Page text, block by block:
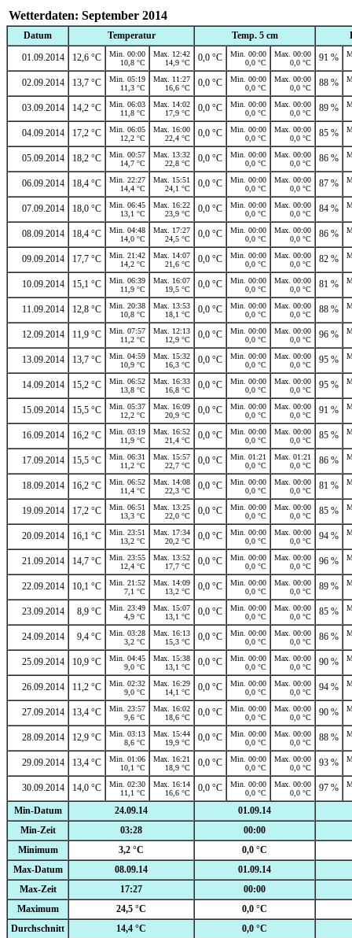
Wetterdaten: September 2014
Datum Temperatur Temp. 5 cm
01.09.2014
12,6 °C
Min. 00:00
10,8 °C
Max. 12:42
14,9 °C
0,0 °C
Min. 00:00
0,0 °C
Max. 00:00
0,0 °C
91 %
02.09.2014 13,7 °C
Min. 05:19
11,3 °C
Max. 11:27
16,6 °C
0,0 °C
Min. 00:00
0,0 °C
Max. 00:00
0,0 °C
88 %
03.09.2014 14,2 °C
Min. 06:03
11,8 °C
Max. 14:02
17,9 °C
0,0 °C
Min. 00:00
0,0 °C
Max. 00:00
0,0 °C
89 %
04.09.2014 17,2 °C
Min. 06:05
12,2 °C
Max. 16:00
22,4 °C
0,0 °C
Min. 00:00
0,0 °C
Max. 00:00
0,0 °C
85 %
05.09.2014 18,2 °C
Min. 00:57
14,7 °C
Max. 13:32
22,8 °C
0,0 °C
Min. 00:00
0,0 °C
Max. 00:00
0,0 °C
86 %
06.09.2014 18,4 °C
Min. 22:27
14,4 °C
Max. 15:51
24,1 °C
0,0 °C
Min. 00:00
0,0 °C
Max. 00:00
0,0 °C
87 %
07.09.2014 18,0 °C
Min. 06:45
13,1 °C
Max. 16:22
23,9 °C
0,0 °C
Min. 00:00
0,0 °C
Max. 00:00
0,0 °C
84 %
08.09.2014 18,4 °C
Min. 04:48
14,0 °C
Max. 17:27
24,5 °C
0,0 °C
Min. 00:00
0,0 °C
Max. 00:00
0,0 °C
86 %
09.09.2014 17,7 °C
Min. 21:42
14,2 °C
Max. 14:07
21,6 °C
0,0 °C
Min. 00:00
0,0 °C
Max. 00:00
0,0 °C
82 %
10.09.2014 15,1 °C
Min. 06:39
11,9 °C
Max. 16:07
19,5 °C
0,0 °C
Min. 00:00
0,0 °C
Max. 00:00
0,0 °C
81 %
11.09.2014 12,8 °C
Min. 20:38
10,8 °C
Max. 13:53
18,1 °C
0,0 °C
Min. 00:00
0,0 °C
Max. 00:00
0,0 °C
88 %
12.09.2014 11,9 °C
Min. 07:57
11,2 °C
Max. 12:13
12,9 °C
0,0 °C
Min. 00:00
0,0 °C
Max. 00:00
0,0 °C
96 %
13.09.2014 13,7 °C
Min. 04:59
10,9 °C
Max. 15:32
16,3 °C
0,0 °C
Min. 00:00
0,0 °C
Max. 00:00
0,0 °C
95 %
14.09.2014 15,2 °C
Min. 06:52
13,8 °C
Max. 16:33
16,8 °C
0,0 °C
Min. 00:00
0,0 °C
Max. 00:00
0,0 °C
95 %
15.09.2014 15,5 °C
Min. 05:37
12,2 °C
Max. 16:09
20,9 °C
0,0 °C
Min. 00:00
0,0 °C
Max. 00:00
0,0 °C
91 %
16.09.2014 16,2 °C
Min. 03:19
11,9 °C
Max. 16:52
21,4 °C
0,0 °C
Min. 00:00
0,0 °C
Max. 00:00
0,0 °C
85 %
17.09.2014 15,5 °C
Min. 06:31
11,2 °C
Max. 15:57
22,7 °C
0,0 °C
Min. 01:21
0,0 °C
Max. 01:21
0,0 °C
86 %
18.09.2014 16,2 °C
Min. 06:52
11,4 °C
Max. 14:08
22,3 °C
0,0 °C
Min. 00:00
0,0 °C
Max. 00:00
0,0 °C
81 %
19.09.2014 17,2 °C
Min. 06:51
13,3 °C
Max. 13:25
22,0 °C
0,0 °C
Min. 00:00
0,0 °C
Max. 00:00
0,0 °C
85 %
20.09.2014 16,1 °C
Min. 23:51
13,2 °C
Max. 17:34
20,2 °C
0,0 °C
Min. 00:00
0,0 °C
Max. 00:00
0,0 °C
94 %
21.09.2014 14,7 °C
Min. 23:55
12,4 °C
Max. 13:52
17,7 °C
0,0 °C
Min. 00:00
0,0 °C
Max. 00:00
0,0 °C
96 %
22.09.2014 10,1 °C
Min. 21:52
7,1 °C
Max. 14:09
13,2 °C
0,0 °C
Min. 00:00
0,0 °C
Max. 00:00
0,0 °C
89 %
23.09.2014 8,9 °C
Min. 23:49
4,9 °C
Max. 15:07
13,1 °C
0,0 °C
Min. 00:00
0,0 °C
Max. 00:00
0,0 °C
85 %
24.09.2014 9,4 °C
Min. 03:28
3,2 °C
Max. 16:13
15,3 °C
0,0 °C
Min. 00:00
0,0 °C
Max. 00:00
0,0 °C
86 %
25.09.2014 10,9 °C
Min. 04:45
9,0 °C
Max. 15:38
13,1 °C
0,0 °C
Min. 00:00
0,0 °C
Max. 00:00
0,0 °C
90 %
26.09.2014 11,2 °C
Min. 02:32
9,0 °C
Max. 16:29
14,1 °C
0,0 °C
Min. 00:00
0,0 °C
Max. 00:00
0,0 °C
94 %
27.09.2014 13,4 °C
Min. 23:57
9,6 °C
Max. 16:02
18,6 °C
0,0 °C
Min. 00:00
0,0 °C
Max. 00:00
0,0 °C
90 %
28.09.2014 12,9 °C
Min. 03:13
8,6 °C
Max. 15:44
19,9 °C
0,0 °C
Min. 00:00
0,0 °C
Max. 00:00
0,0 °C
88 %
29.09.2014 13,4 °C
Min. 01:06
10,1 °C
Max. 16:21
18,9 °C
0,0 °C
Min. 00:00
0,0 °C
Max. 00:00
0,0 °C
93 %
30.09.2014 14,0 °C
Min. 02:30
11,1 °C
Max. 16:14
16,6 °C
0,0 °C
Min. 00:00
0,0 °C
Max. 00:00
0,0 °C
97 %
Min-Datum 24.09.14
01.09.14
Min-Zeit
03:28
00:00
Minimum
3,2 °C
0,0 °C
Max-Datum
08.09.14
01.09.14
Max-Zeit
17:27
00:00
Maximum
24,5 °C
0,0 °C
Durchschnitt
14,4 °C 0,0 °C